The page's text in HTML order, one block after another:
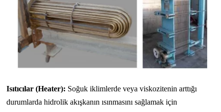
Isıtıcılar (Heater): Soğuk iklimlerde veya viskozitenin arttığı
durumlarda hidrolik akışkanın ısınmasını sağlamak için